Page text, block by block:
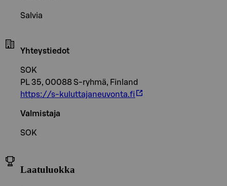
Salvia
Yhteystiedot
SOK
PL 35, 00088 S-ryhmä, Finland
https://s-kuluttajaneuvonta.fi
Valmistaja
SOK
Laatuluokka